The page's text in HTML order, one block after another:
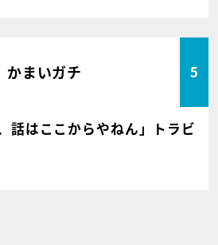
かまいガチ 5
話はここからやねん」トラビ